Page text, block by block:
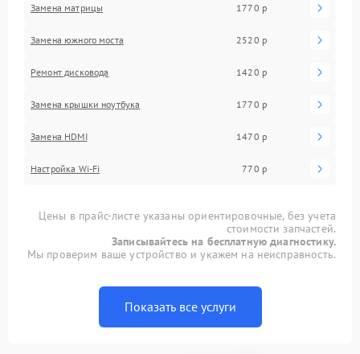
Замена матрицы 1770 р
Замена южного моста 2520 р
Ремонт дисковода 1420 р
Замена крышки ноутбука 1770 р
Замена HDMI 1470 р
Настройка Wi-Fi 770 р
Цены в прайс-листе указаны ориентировочные, без учета
стоимости запчастей.
Записывайтесь на бесплатную диагностику.
Мы проверим ваше устройство и укажем на неисправность.
Показать все услуги